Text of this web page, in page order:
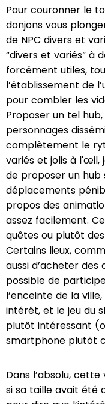
Pour couronner le
donjons vous
de NPC divers et
“divers et variés” à
forcément utiles,
l’établissement de
pour combler les
Proposer un tel
personnages
complètement le
variés et jolis à l'œil,
de proposer un hub
déplacements
propos des
assez facilement.
quêtes ou plutôt
Certains lieux,
aussi d’acheter des
possible de
l’enceinte de la
intérêt, et le jeu du
plutôt intéressant
smartphone plutôt
Dans l’absolu,
si sa taille avait été